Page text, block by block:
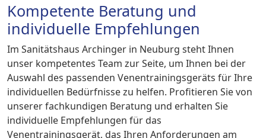
Kompetente Beratung und
individuelle Empfehlungen
Im Sanitätshaus Archinger in Neuburg steht Ihnen
unser kompetentes Team zur Seite, um Ihnen bei der
Auswahl des passenden Venentrainingsgeräts für Ihre
individuellen Bedürfnisse zu helfen. Profitieren Sie von
unserer fachkundigen Beratung und erhalten Sie
individuelle Empfehlungen für das
Venentrainingsgerät, das Ihren Anforderungen am